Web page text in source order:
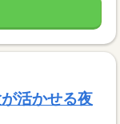
活かせる夜